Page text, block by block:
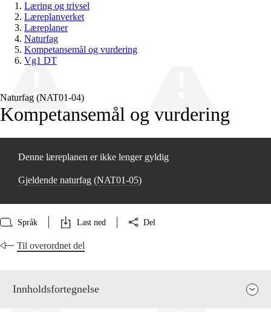
Læring og trivsel
Læreplanverket
Læreplaner
Naturfag
Kompetansemål og vurdering
Vg1 DT
Naturfag (NAT01‑04)
Kompetansemål og vurdering
Denne læreplanen er ikke lenger gyldig
Gjeldende naturfag (NAT01‑05)
Språk Last ned Del
Til overordnet del
Innholdsfortegnelse